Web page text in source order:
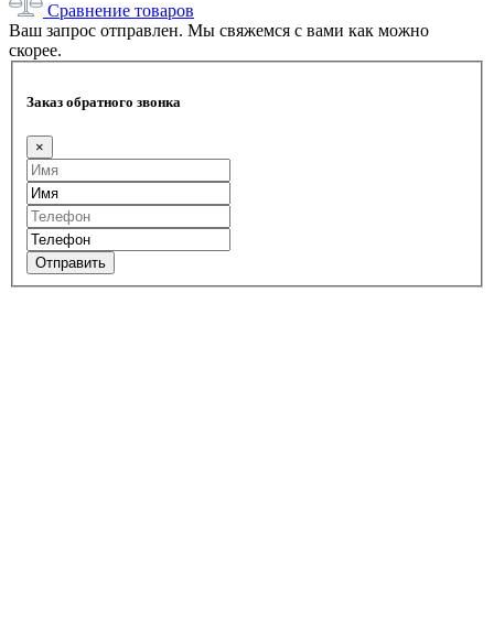
Сравнение товаров
Ваш запрос отправлен. Мы свяжемся с вами как можно
скорее.
Заказ обратного звонка
×
Отправить